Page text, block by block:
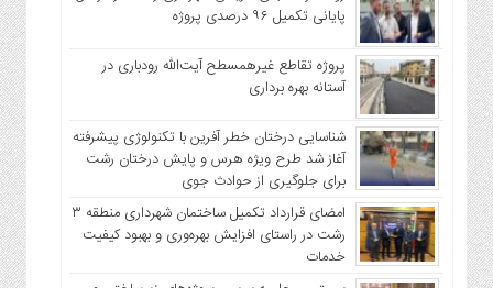
پایانی تکمیل ۹۶ درصدی پروژه
پروژه تقاطع غیرهمسطح آیت‌الله رودباری در
آستانه بهره برداری
شناسایی درختان خطر آفرین با تکنولوژی پیشرفته
آغاز شد طرح ویژه هرس و پایش درختان رشت
برای جلوگیری از حوادث جوی
امضای قرارداد تکمیل ساختمان شهرداری منطقه ۳
رشت در راستای افزایش بهره‌وری و بهبود کیفیت
خدمات